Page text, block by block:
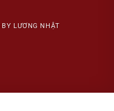
BY LƯƠNG NHẬT